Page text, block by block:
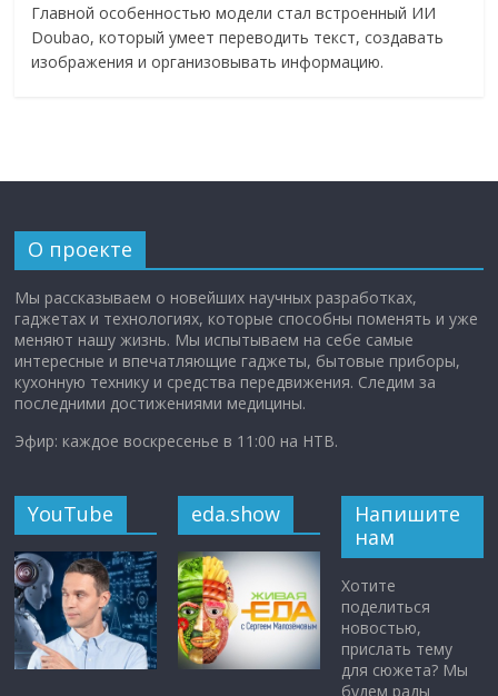
Главной особенностью модели стал встроенный ИИ
Doubao, который умеет переводить текст, создавать
изображения и организовывать информацию.
О проекте
Мы рассказываем о новейших научных разработках,
гаджетах и технологиях, которые способны поменять и уже
меняют нашу жизнь. Мы испытываем на себе самые
интересные и впечатляющие гаджеты, бытовые приборы,
кухонную технику и средства передвижения. Следим за
последними достижениями медицины.
Эфир: каждое воскресенье в 11:00 на НТВ.
YouTube eda.show
Напишите
нам
Хотите
поделиться
новостью,
прислать тему
для сюжета? Мы
будем рады